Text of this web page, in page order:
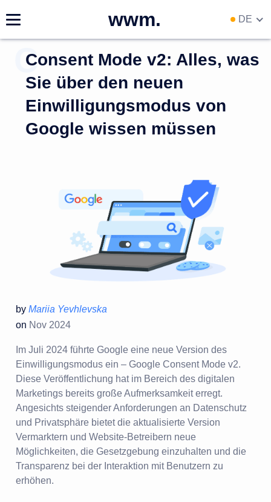
wwm.
EN
DE
RU
Consent Mode v2: Alles, was
Sie über den neuen
Einwilligungsmodus von
Google wissen müssen
by Mariia Yevhlevska
on Nov 2024
Im Juli 2024 führte Google eine neue Version des
Einwilligungsmodus ein – Google Consent Mode v2.
Diese Veröffentlichung hat im Bereich des digitalen
Marketings bereits große Aufmerksamkeit erregt.
Angesichts steigender Anforderungen an Datenschutz
und Privatsphäre bietet die aktualisierte Version
Vermarktern und Website-Betreibern neue
Möglichkeiten, die Gesetzgebung einzuhalten und die
Transparenz bei der Interaktion mit Benutzern zu
erhöhen.